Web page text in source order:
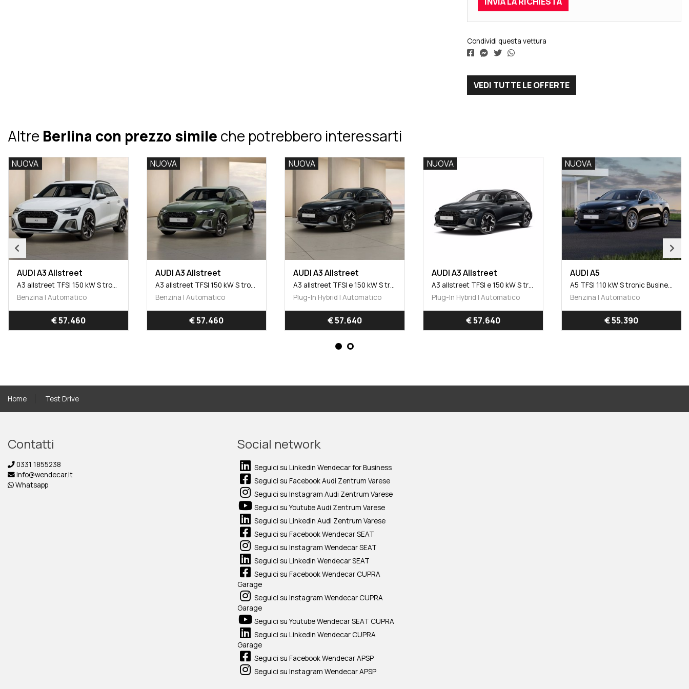
Condividi questa vettura
VEDI TUTTE LE OFFERTE
Altre Berlina con prezzo simile che potrebbero interessarti
NUOVA
AUDI A3 Allstreet
A3 allstreet TFSI 150 kW S tronic Identity Contrast
Benzina | Automatico
€ 57.460
NUOVA
AUDI A3 Allstreet
A3 allstreet TFSI 150 kW S tronic Identity Contrast
Benzina | Automatico
€ 57.460
NUOVA
AUDI A3 Allstreet
A3 allstreet TFSI e 150 kW S tronic Identity Contrast
Plug-In Hybrid | Automatico
€ 57.640
NUOVA
AUDI A3 Allstreet
A3 allstreet TFSI e 150 kW S tronic Identity Contrast
Plug-In Hybrid | Automatico
€ 57.640
NUOVA
AUDI A5
A5 TFSI 110 kW S tronic Business
Benzina | Automatico
€ 55.390
Home Test Drive
Contatti
0331 1855238
info@wendecar.it
Whatsapp
Social network
Seguici su Linkedin Wendecar for Business
Seguici su Facebook Audi Zentrum Varese
Seguici su Instagram Audi Zentrum Varese
Seguici su Youtube Audi Zentrum Varese
Seguici su Linkedin Audi Zentrum Varese
Seguici su Facebook Wendecar SEAT
Seguici su Instagram Wendecar SEAT
Seguici su Linkedin Wendecar SEAT
Seguici su Facebook Wendecar CUPRA
Garage
Seguici su Instagram Wendecar CUPRA
Garage
Seguici su Youtube Wendecar SEAT CUPRA
Seguici su Linkedin Wendecar CUPRA
Garage
Seguici su Facebook Wendecar APSP
Seguici su Instagram Wendecar APSP